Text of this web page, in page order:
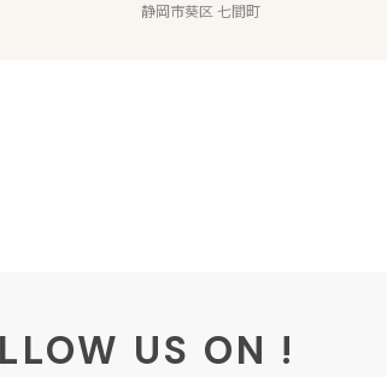
静岡市葵区 七間町
US ON !